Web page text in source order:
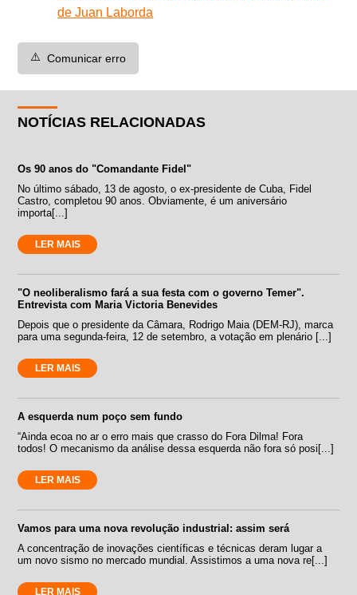
de Juan Laborda
⚠️ Comunicar erro
NOTÍCIAS RELACIONADAS
Os 90 anos do "Comandante Fidel"
No último sábado, 13 de agosto, o ex-presidente de Cuba, Fidel
Castro, completou 90 anos. Obviamente, é um aniversário
importa[...]
LER MAIS
"O neoliberalismo fará a sua festa com o governo Temer".
Entrevista com Maria Victoria Benevides
Depois que o presidente da Câmara, Rodrigo Maia (DEM-RJ), marca
para uma segunda-feira, 12 de setembro, a votação em plenário [...]
LER MAIS
A esquerda num poço sem fundo
“Ainda ecoa no ar o erro mais que crasso do Fora Dilma! Fora
todos! O mecanismo da análise dessa esquerda não fora só posi[...]
LER MAIS
Vamos para uma nova revolução industrial: assim será
A concentração de inovações científicas e técnicas deram lugar a
um novo sismo no mercado mundial. Assistimos a uma nova re[...]
LER MAIS